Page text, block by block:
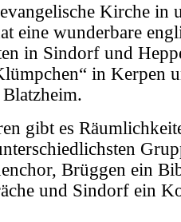
Kirche in
eine wunderbare
in Sindorf und
in Kerpen
gibt es
Brüggen ein
und Sindorf ein